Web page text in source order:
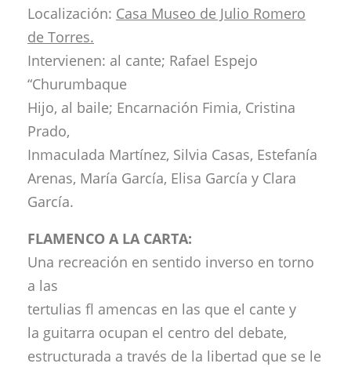
Localización: Casa Museo de Julio Romero
de Torres.
Intervienen: al cante; Rafael Espejo
“Churumbaque
Hijo, al baile; Encarnación Fimia, Cristina
Prado,
Inmaculada Martínez, Silvia Casas, Estefanía
Arenas, María García, Elisa García y Clara
García.
FLAMENCO A LA CARTA:
Una recreación en sentido inverso en torno
a las
tertulias fl amencas en las que el cante y
la guitarra ocupan el centro del debate,
estructurada a través de la libertad que se le